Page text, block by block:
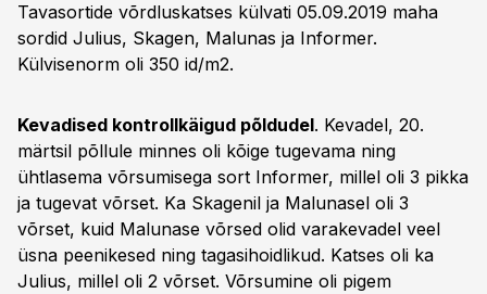
Tavasortide võrdluskatses külvati 05.09.2019 maha
sordid Julius, Skagen, Malunas ja Informer.
Külvisenorm oli 350 id/m2.
Kevadised kontrollkäigud põldudel. Kevadel, 20.
märtsil põllule minnes oli kõige tugevama ning
ühtlasema võrsumisega sort Informer, millel oli 3 pikka
ja tugevat võrset. Ka Skagenil ja Malunasel oli 3
võrset, kuid Malunase võrsed olid varakevadel veel
üsna peenikesed ning tagasihoidlikud. Katses oli ka
Julius, millel oli 2 võrset. Võrsumine oli pigem